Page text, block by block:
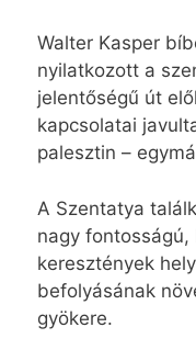
Walter Kasper
nyilatkozott a
jelentőségű út
kapcsolatai
palesztin –
A Szentatya
nagy
keresztények
befolyásának
gyökere.